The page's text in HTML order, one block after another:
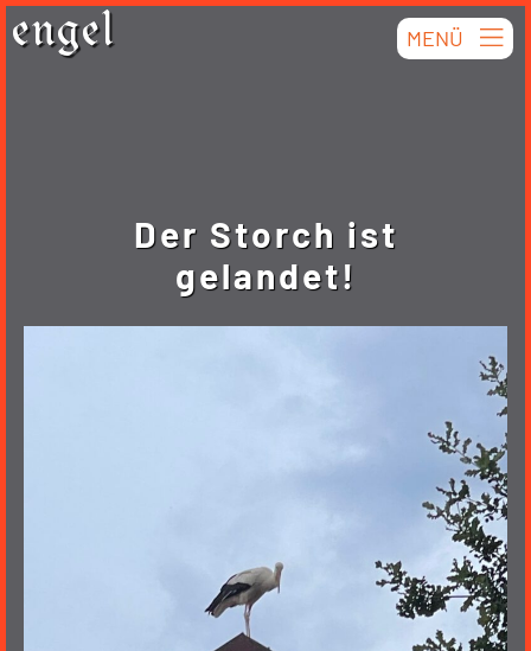
Skip
to
content
engel MENÜ
Der Storch ist
gelandet!